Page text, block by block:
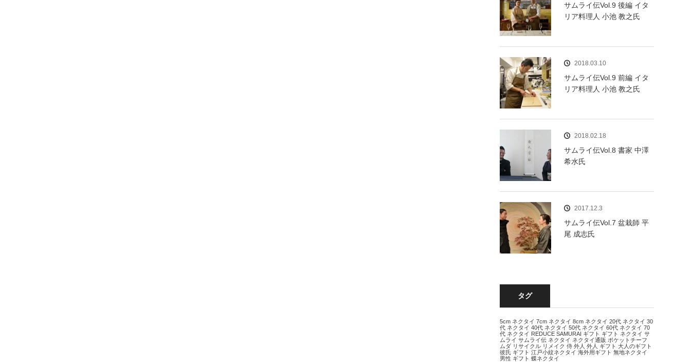
サムライ伝Vol.9 後編 イタ
リア料理人 小池 教之氏
2018.03.10
サムライ伝Vol.9 前編 イタ
リア料理人 小池 教之氏
2018.02.18
サムライ伝Vol.8 書家 中澤
希水氏
2017.12.3
サムライ伝Vol.7 盆栽師 平
尾 成志氏
タグ
5cm ネクタイ 7cm ネクタイ 8cm ネクタイ 20代 ネクタイ 30
代 ネクタイ 40代 ネクタイ 50代 ネクタイ 60代 ネクタイ 70
代 ネクタイ REDUCE SAMURAI ギフト ギフト ネクタイ サ
ムライ サムライ伝 ネクタイ ネクタイ通販 ポケットチーフ
ムダ リサイクル リメイク 侍 外人 外人 ギフト 大人のギフト
彼氏 ギフト 江戸小紋ネクタイ 海外用ギフト 無地ネクタイ
男性 ギフト 蝶ネクタイ